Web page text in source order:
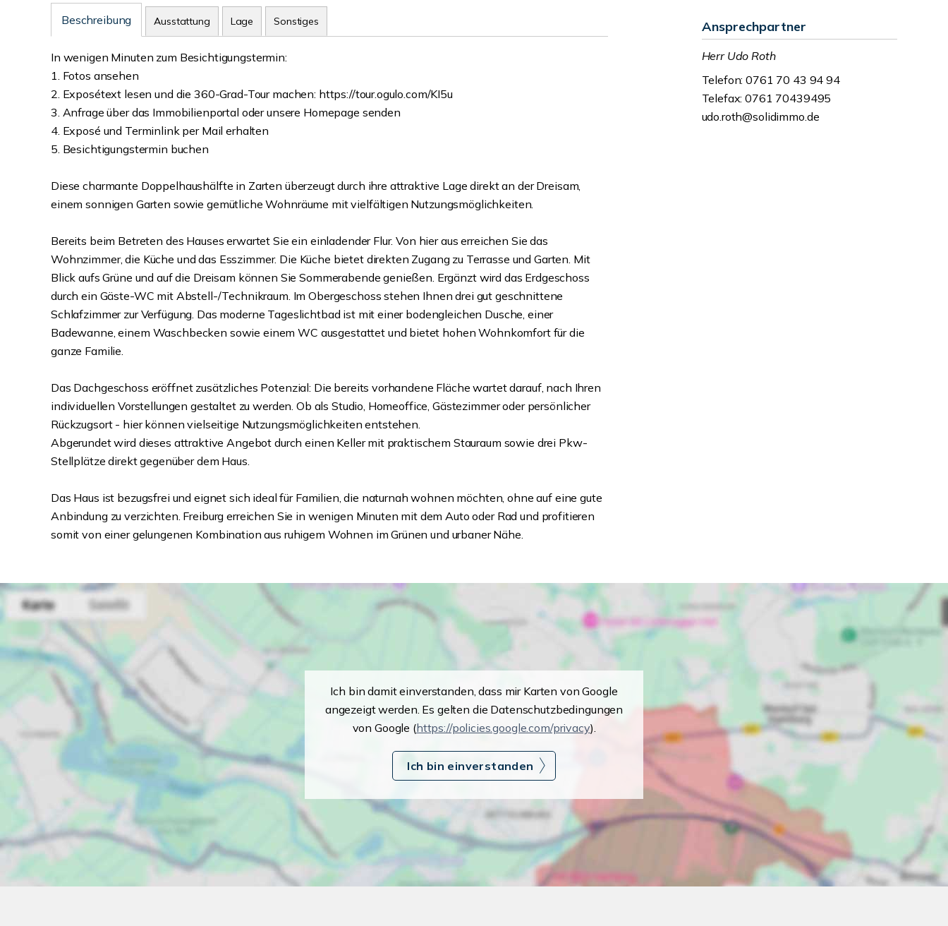
Beschreibung Ausstattung Lage Sonstiges
In wenigen Minuten zum Besichtigungstermin:
1. Fotos ansehen
2. Exposétext lesen und die 360-Grad-Tour machen: https://tour.ogulo.com/KI5u
3. Anfrage über das Immobilienportal oder unsere Homepage senden
4. Exposé und Terminlink per Mail erhalten
5. Besichtigungstermin buchen
Diese charmante Doppelhaushälfte in Zarten überzeugt durch ihre attraktive Lage direkt an der Dreisam,
einem sonnigen Garten sowie gemütliche Wohnräume mit vielfältigen Nutzungsmöglichkeiten.
Bereits beim Betreten des Hauses erwartet Sie ein einladender Flur. Von hier aus erreichen Sie das
Wohnzimmer, die Küche und das Esszimmer. Die Küche bietet direkten Zugang zu Terrasse und Garten. Mit
Blick aufs Grüne und auf die Dreisam können Sie Sommerabende genießen. Ergänzt wird das Erdgeschoss
durch ein Gäste-WC mit Abstell-/Technikraum. Im Obergeschoss stehen Ihnen drei gut geschnittene
Schlafzimmer zur Verfügung. Das moderne Tageslichtbad ist mit einer bodengleichen Dusche, einer
Badewanne, einem Waschbecken sowie einem WC ausgestattet und bietet hohen Wohnkomfort für die
ganze Familie.
Das Dachgeschoss eröffnet zusätzliches Potenzial: Die bereits vorhandene Fläche wartet darauf, nach Ihren
individuellen Vorstellungen gestaltet zu werden. Ob als Studio, Homeoffice, Gästezimmer oder persönlicher
Rückzugsort - hier können vielseitige Nutzungsmöglichkeiten entstehen.
Abgerundet wird dieses attraktive Angebot durch einen Keller mit praktischem Stauraum sowie drei Pkw-
Stellplätze direkt gegenüber dem Haus.
Das Haus ist bezugsfrei und eignet sich ideal für Familien, die naturnah wohnen möchten, ohne auf eine gute
Anbindung zu verzichten. Freiburg erreichen Sie in wenigen Minuten mit dem Auto oder Rad und profitieren
somit von einer gelungenen Kombination aus ruhigem Wohnen im Grünen und urbaner Nähe.
Ansprechpartner
Herr Udo Roth
Telefon: 0761 70 43 94 94
Telefax: 0761 70439495
udo.roth@solidimmo.de
Ich bin damit einverstanden, dass mir Karten von Google
angezeigt werden. Es gelten die Datenschutzbedingungen
von Google (https://policies.google.com/privacy).
Ich bin einverstanden